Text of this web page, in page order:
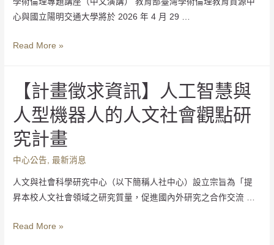
心與國立陽明交通大學將於 2026 年 4 月 29 …
Read More »
【計畫徵求資訊】人工智慧與
人型機器人的人文社會觀點研
究計畫
中心公告 ,最新消息
人文與社會科學研究中心（以下簡稱人社中心）設立宗旨為「提
昇本校人文社會領域之研究質量，促進國內外研究之合作交流 …
Read More »